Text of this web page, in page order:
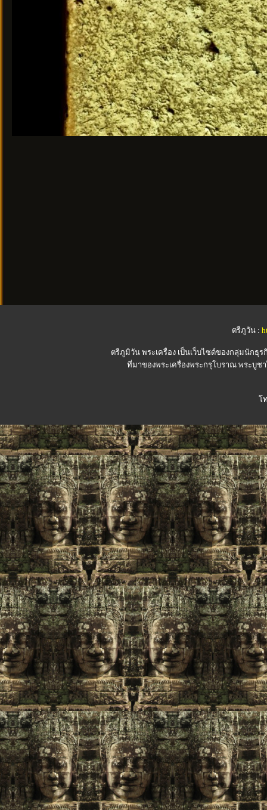
ตรีภูวัน :
ตรีภูมิวัน พระเครื่อง เป็นเว็บไซด์ของกลุ่มนักธุ
ที่มาของพระเครื่องพระกรุโบราณ พระบู
โ